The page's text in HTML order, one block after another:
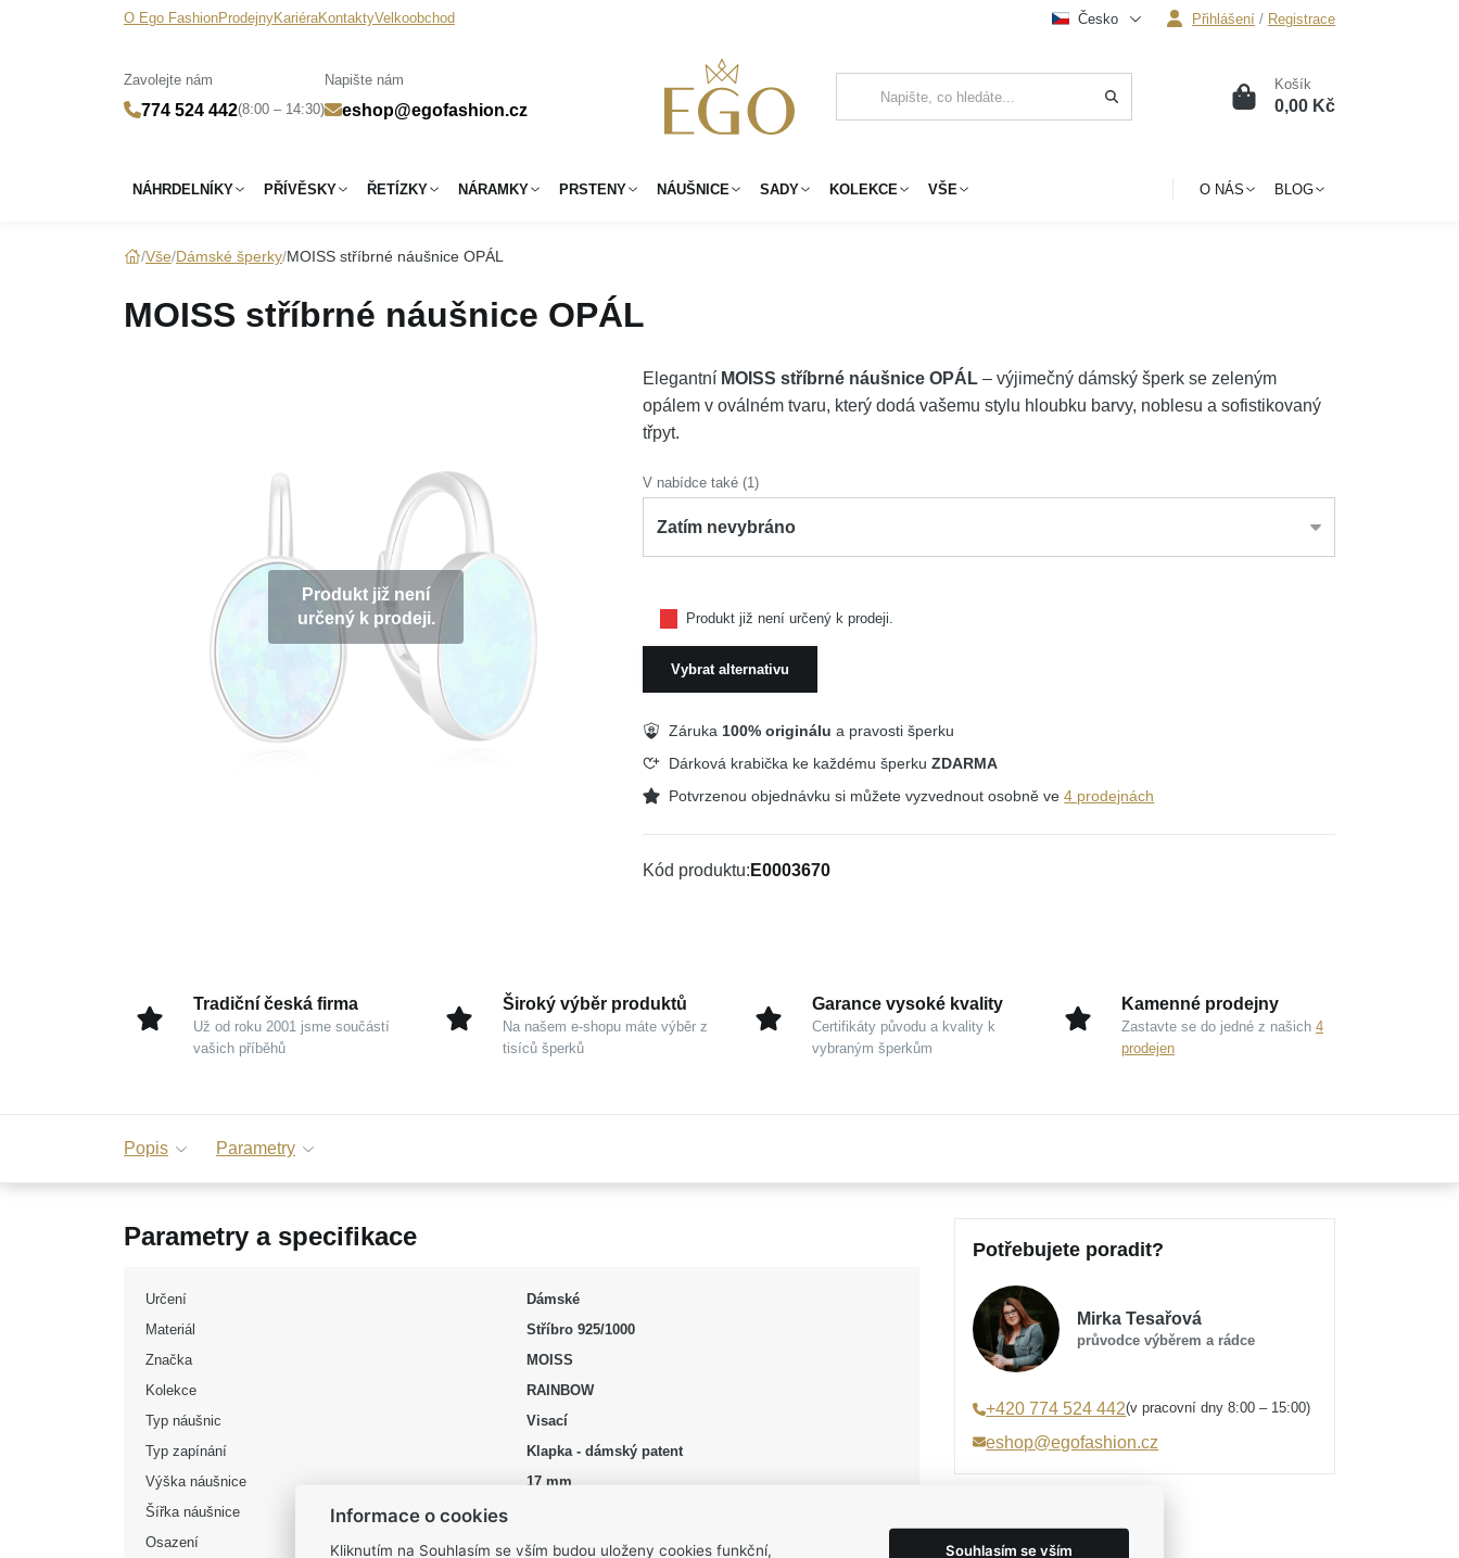
O Ego FashionProdejnyKariéraKontaktyVelkoobchod
Zavolejte nám
774 524 442(8:00 – 14:30)
Napište nám
eshop@egofashion.cz
Česko Přihlášení / Registrace
0 Košík
0,00 Kč
NÁHRDELNÍKY PŘÍVĚSKY ŘETÍZKY NÁRAMKY PRSTENY NÁUŠNICE SADY KOLEKCE VŠE O NÁS BLOG
Vše Dámské šperky MOISS stříbrné náušnice OPÁL
MOISS stříbrné náušnice OPÁL
Produkt již není
určený k prodeji.
Elegantní MOISS stříbrné náušnice OPÁL – výjimečný dámský šperk se zeleným
opálem v oválném tvaru, který dodá vašemu stylu hloubku barvy, noblesu a sofistikovaný
třpyt.
V nabídce také (1)
Zatím nevybráno
Produkt již není určený k prodeji.
Vybrat alternativu
Záruka 100% originálu a pravosti šperku
Dárková krabička ke každému šperkuZDARMA
Potvrzenou objednávku si můžete vyzvednout osobně ve4 prodejnách
Kód produktu E0003670
Tradiční česká firma
Už od roku 2001 jsme součástí
vašich příběhů
Široký výběr produktů
Na našem e-shopu máte výběr z
tisíců šperků
Garance vysoké kvality
Certifikáty původu a kvality k
vybraným šperkům
Kamenné prodejny
Zastavte se do jedné z našich 4
prodejen
Popis Parametry
Parametry a specifikace
Určení
Dámské
Materiál
Stříbro 925/1000
Značka
MOISS
Kolekce
RAINBOW
Typ náušnic
Visací
Typ zapínání
Klapka - dámský patent
Výška náušnice
17 mm
Šířka náušnice
Osazení
Opál
Potřebujete poradit?
Mirka Tesařová
průvodce výběrem a rádce
+420 774 524 442(v pracovní dny 8:00 – 15:00)
eshop@egofashion.cz
Informace o cookies
Kliknutím na Souhlasím se vším budou uloženy cookies funkční,
Souhlasím se vším